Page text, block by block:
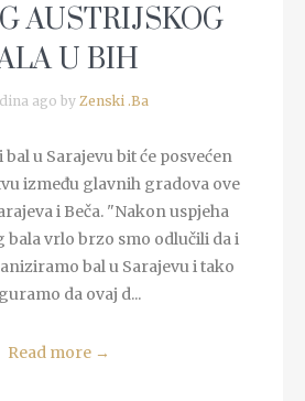
AUSTRIJSKOG
U BIH
ago by Zenski .Ba
u Sarajevu bit će posvećen
između glavnih gradova ove
i Beča. "Nakon uspjeha
vrlo brzo smo odlučili da i
bal u Sarajevu i tako
da ovaj d...
Read more →